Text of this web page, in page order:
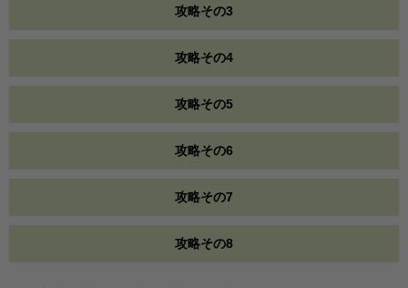
攻略その3
攻略その4
攻略その5
攻略その6
攻略その7
攻略その8